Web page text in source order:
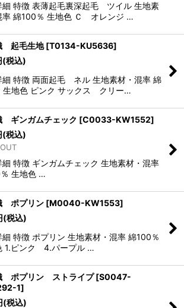
細 特徴 表薄起毛裏深起毛 ツイル 生地素
率 綿100％ 生地色 Ｃ オレンジ …
起毛生地 [T0134-KU5636]
(税込)
細 特徴 両面起毛 ネル 生地素材・混率 綿
生地色 ピンク サックス クリー…
ギンガムチェック [C0033-KW1552]
(税込)
細 特徴 ギンガムチェック 生地素材・混率
生地色 …
ポプリン [M0040-KW1553]
(税込)
細 特徴 ポプリン 生地素材・混率 綿100％
1.ピンク 4.パープル …
ポプリン ストライプ [S0047-
1]
(税込)